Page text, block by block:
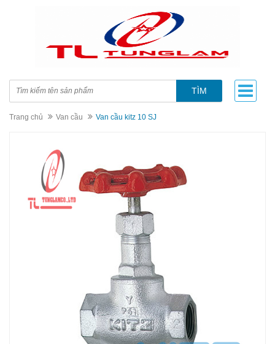
TÌM
Trang chủ Van cầu Van cầu kitz 10 SJ